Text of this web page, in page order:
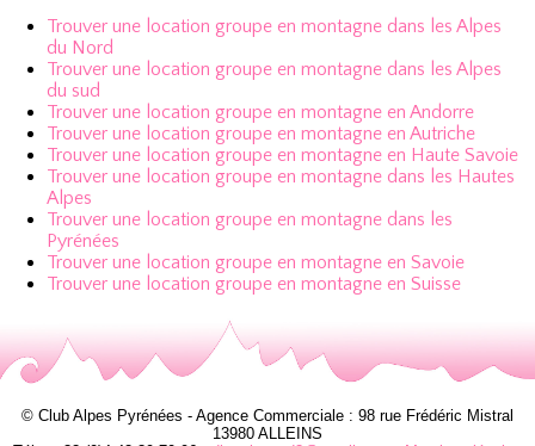
Trouver une location groupe en montagne dans les Alpes
du Nord
Trouver une location groupe en montagne dans les Alpes
du sud
Trouver une location groupe en montagne en Andorre
Trouver une location groupe en montagne en Autriche
Trouver une location groupe en montagne en Haute Savoie
Trouver une location groupe en montagne dans les Hautes
Alpes
Trouver une location groupe en montagne dans les
Pyrénées
Trouver une location groupe en montagne en Savoie
Trouver une location groupe en montagne en Suisse
© Club Alpes Pyrénées - Agence Commerciale : 98 rue Frédéric Mistral
13980 ALLEINS